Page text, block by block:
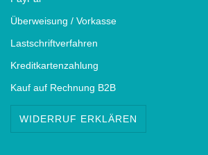
Überweisung / Vorkasse
Lastschriftverfahren
Kreditkartenzahlung
Kauf auf Rechnung B2B
WIDERRUF ERKLÄREN